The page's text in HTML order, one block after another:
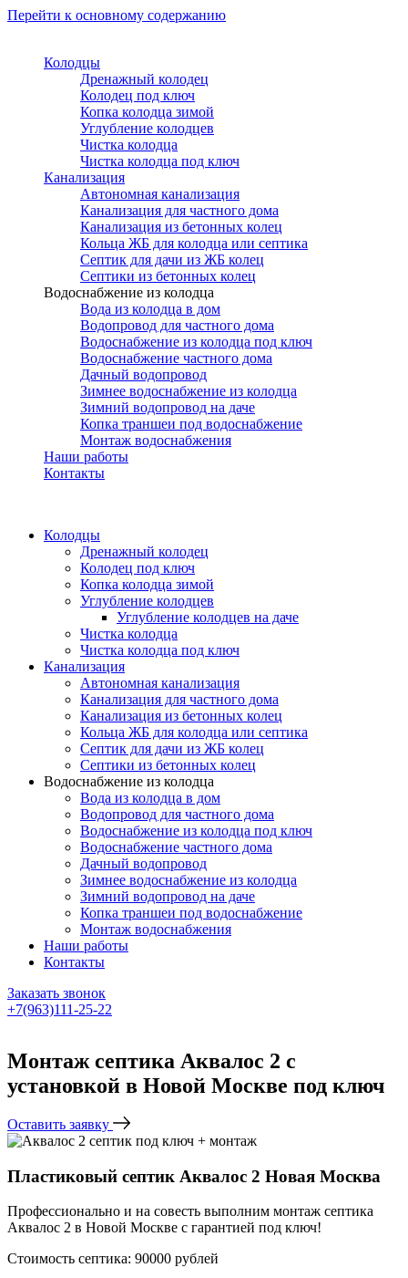
Перейти к основному содержанию
Колодцы
Дренажный колодец
Колодец под ключ
Копка колодца зимой
Углубление колодцев
Чистка колодца
Чистка колодца под ключ
Канализация
Автономная канализация
Канализация для частного дома
Канализация из бетонных колец
Кольца ЖБ для колодца или септика
Септик для дачи из ЖБ колец
Септики из бетонных колец
Водоснабжение из колодца
Вода из колодца в дом
Водопровод для частного дома
Водоснабжение из колодца под ключ
Водоснабжение частного дома
Дачный водопровод
Зимнее водоснабжение из колодца
Зимний водопровод на даче
Копка траншеи под водоснабжение
Монтаж водоснабжения
Наши работы
Контакты
Колодцы
Дренажный колодец
Колодец под ключ
Копка колодца зимой
Углубление колодцев
Углубление колодцев на даче
Чистка колодца
Чистка колодца под ключ
Канализация
Автономная канализация
Канализация для частного дома
Канализация из бетонных колец
Кольца ЖБ для колодца или септика
Септик для дачи из ЖБ колец
Септики из бетонных колец
Водоснабжение из колодца
Вода из колодца в дом
Водопровод для частного дома
Водоснабжение из колодца под ключ
Водоснабжение частного дома
Дачный водопровод
Зимнее водоснабжение из колодца
Зимний водопровод на даче
Копка траншеи под водоснабжение
Монтаж водоснабжения
Наши работы
Контакты
Заказать звонок
+7(963)111-25-22
Монтаж септика Аквалос 2 с
установкой в Новой Москве под ключ
Оставить заявку
Пластиковый септик Аквалос 2 Новая Москва
Профессионально и на совесть выполним монтаж септика
Аквалос 2 в Новой Москве с гарантией под ключ!
Стоимость септика: 90000 рублей